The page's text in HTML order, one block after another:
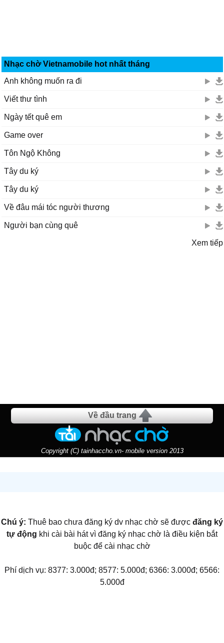
Nhạc chờ Vietnamobile hot nhất tháng
Anh không muốn ra đi
Viết thư tình
Ngày tết quê em
Game over
Tôn Ngộ Không
Tây du ký
Tây du ký
Về đâu mái tóc người thương
Người bạn cùng quê
Xem tiếp
Về đầu trang
Copyright (C) tainhaccho.vn- mobile version 2013
Chú ý: Thuê bao chưa đăng ký dv nhạc chờ sẽ được đăng ký
tự động khi cài bài hát vì đăng ký nhạc chờ là điều kiện bắt
buộc để cài nhạc chờ
Phí dịch vụ: 8377: 3.000đ; 8577: 5.000đ; 6366: 3.000đ; 6566:
5.000đ